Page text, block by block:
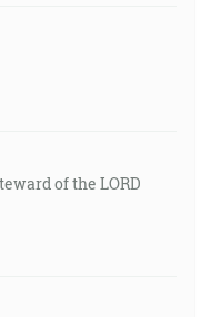
of the LORD